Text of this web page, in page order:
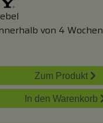
von 4 Wochen
Zum Produkt
In den Warenkorb